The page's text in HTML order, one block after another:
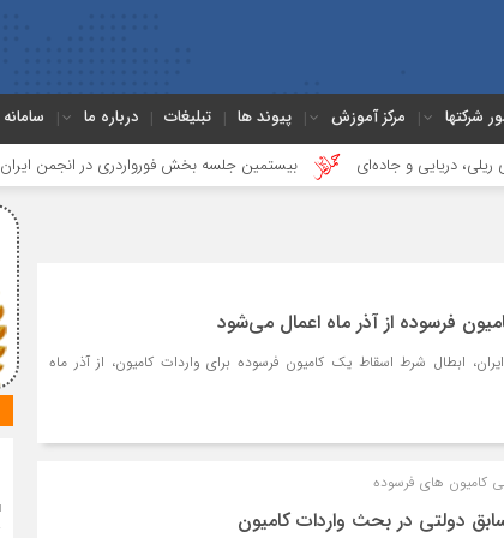
شرکتها مرکز آموزش پیوند ها تبلیغات درباره ما سامانه
و جاده‌ای بیستمین جلسه بخش فورواردری در انجمن ایران برگزار شد
فرسوده از آذر ماه اعمال می‌شود
ابطال شرط اسقاط یک کامیون فرسوده برای واردات کامیون، از آذر ماه
کامیون های فرسوده
دولتی در بحث واردات کامیون